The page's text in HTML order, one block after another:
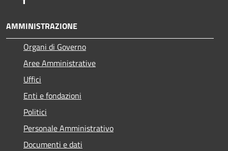
AMMINISTRAZIONE
Organi di Governo
Aree Amministrative
Uffici
Enti e fondazioni
Politici
Personale Amministrativo
Documenti e dati